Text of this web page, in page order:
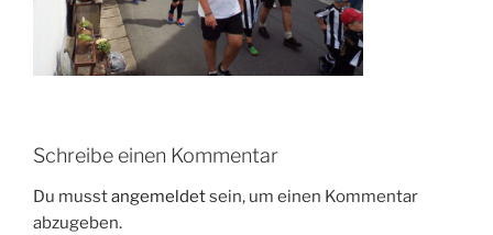
Schreibe einen Kommentar
Du musstangemeldetsein, um einen Kommentar
abzugeben.